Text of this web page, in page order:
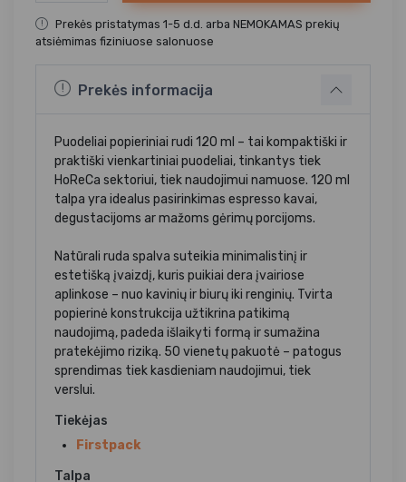
Prekės pristatymas 1-5 d.d. arba NEMOKAMAS prekių
atsiėmimas fiziniuose salonuose
Prekės informacija
Puodeliai popieriniai rudi 120 ml – tai kompaktiški ir
praktiški vienkartiniai puodeliai, tinkantys tiek
HoReCa sektoriui, tiek naudojimui namuose. 120 ml
talpa yra idealus pasirinkimas espresso kavai,
degustacijoms ar mažoms gėrimų porcijoms.
Natūrali ruda spalva suteikia minimalistinį ir
estetišką įvaizdį, kuris puikiai dera įvairiose
aplinkose – nuo kavinių ir biurų iki renginių. Tvirta
popierinė konstrukcija užtikrina patikimą
naudojimą, padeda išlaikyti formą ir sumažina
pratekėjimo riziką. 50 vienetų pakuotė – patogus
sprendimas tiek kasdieniam naudojimui, tiek
verslui.
Tiekėjas
Firstpack
Talpa